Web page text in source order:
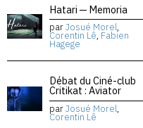
Hatari — Memoria
parJosué Morel,
Corentin Lê, Fabien
Hagege
Débat du Ciné-club
Critikat : Aviator
parJosué Morel,
Corentin Lê